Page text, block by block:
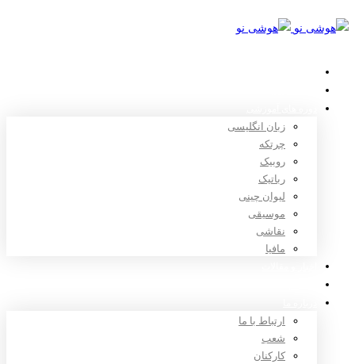
زبان انگلیسی
چرتکه
روبیک
رباتیک
لیوان چینی
موسیقی
نقاشی
مافیا
ارتباط با ما
شعب
کارکنان